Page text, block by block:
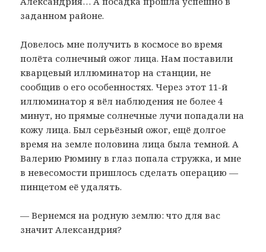
заданном районе.
Довелось мне получить в космосе во время
полёта солнечный ожог лица. Нам поставили
кварцевый иллюминатор на станции, не
сообщив о его особенностях. Через этот 11-й
иллюминатор я вёл наблюдения не более 4
минут, но прямые солнечные лучи попадали на
кожу лица. Был серьёзный ожог, ещё долгое
время на земле половина лица была темной. А
Валерию Рюмину в глаз попала стружка, и мне
в невесомости пришлось сделать операцию —
пинцетом её удалять.
— Вернемся на родную землю: что для вас
значит Александрия?